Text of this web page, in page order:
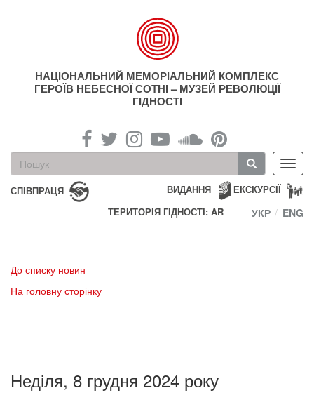
НАЦІОНАЛЬНИЙ МЕМОРІАЛЬНИЙ КОМПЛЕКС
ГЕРОЇВ НЕБЕСНОЇ СОТНІ – МУЗЕЙ РЕВОЛЮЦІЇ
ГІДНОСТІ
Пошукова
форма
Пошук
СПІВПРАЦЯ ЕКСКУРСІЇ
ВИДАННЯ
ТЕРИТОРІЯ ГІДНОСТІ: AR
УКР ENG
До списку новин
На головну сторінку
Неділя, 8 грудня 2024 року